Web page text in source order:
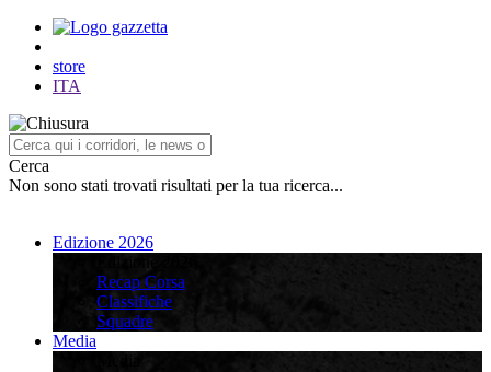
store
ITA
Cerca
Non sono stati trovati risultati per la tua ricerca...
Edizione 2026
Recap Corsa
Classifiche
Squadre
Media